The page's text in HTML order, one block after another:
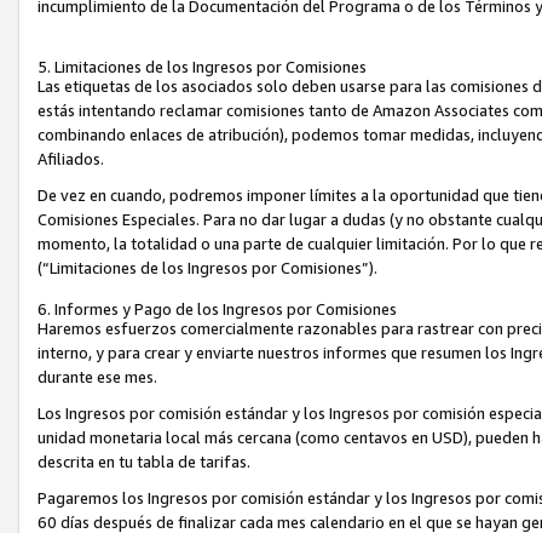
incumplimiento de la Documentación del Programa o de los Términos
5. Limitaciones de los Ingresos por Comisiones
Las etiquetas de los asociados solo deben usarse para las
estás intentando reclamar comisiones tanto de Amazon Associates
combinando enlaces de atribución), podemos tomar medidas,
Afiliados.
De vez en cuando, podremos imponer límites a la oportunidad que
Comisiones Especiales. Para no dar lugar a dudas (y no obstante
momento, la totalidad o una parte de cualquier limitación. Por lo que
(“Limitaciones de los Ingresos por Comisiones”).
6. Informes y Pago de los Ingresos por Comisiones
Haremos esfuerzos comercialmente razonables para rastrear con
interno, y para crear y enviarte nuestros informes que resumen los
durante ese mes.
Los Ingresos por comisión estándar y los Ingresos por comisión
unidad monetaria local más cercana (como centavos en USD),
descrita en tu tabla de tarifas.
Pagaremos los Ingresos por comisión estándar y los Ingresos por
60 días después de finalizar cada mes calendario en el que se hayan